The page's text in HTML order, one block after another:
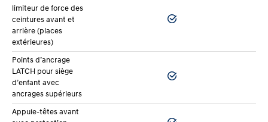
limiteur de force des
ceintures avant et
arrière (places
extérieures)
Points d’ancrage
LATCH pour siège
d’enfant avec
ancrages supérieurs
Appuie-têtes avant